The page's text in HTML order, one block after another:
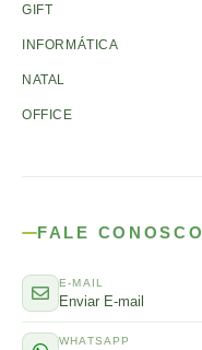
GIFT
INFORMÁTICA
NATAL
OFFICE
FALE CONOSCO
E-MAIL
Enviar E-mail
WHATSAPP